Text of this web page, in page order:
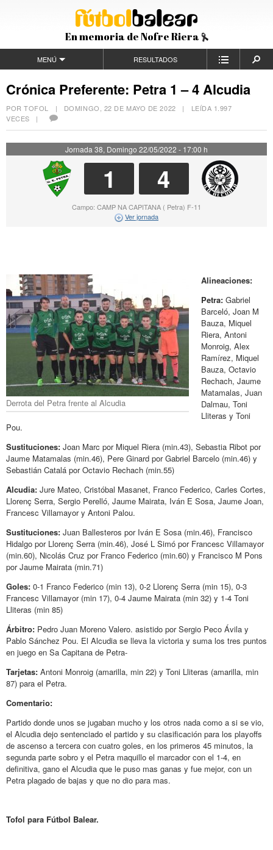
En memoria de Nofre Riera
MENÚ RESULTADOS
Crónica Preferente: Petra 1 – 4 Alcudia
POR TOFOL | DOMINGO, 22 DE MAYO DE 2022 | LEÍDA 1.997
VECES |
Jornada 38, Domingo 22/05/2022 - 17:00 h
1 4
Campo: CAMP NA CAPITANA ( Petra) F-11
Ver jornada
Derrota del Petra frente al Alcudia
Alineaciones:
Petra: Gabriel
Barceló, Joan M
Bauza, Miquel
Riera, Antoni
Monroig, Alex
Ramírez, Miquel
Bauza, Octavio
Rechach, Jaume
Matamalas, Juan
Dalmau, Toni
Lliteras y Toni
Pou.
Sustituciones: Joan Marc por Miquel Riera (min.43), Sebastia Ribot por
Jaume Matamalas (min.46), Pere Ginard por Gabriel Barcelo (min.46) y
Sebastián Catalá por Octavio Rechach (min.55)
Alcudia: Jure Mateo, Cristóbal Masanet, Franco Federico, Carles Cortes,
Llorenç Serra, Sergio Perelló, Jaume Mairata, Iván E Sosa, Jaume Joan,
Francesc Villamayor y Antoni Palou.
Sustituciones: Juan Ballesteros por Iván E Sosa (min.46), Francisco
Hidalgo por Llorenç Serra (min.46), José L Simó por Francesc Villamayor
(min.60), Nicolás Cruz por Franco Federico (min.60) y Francisco M Pons
por Jaume Mairata (min.71)
Goles: 0-1 Franco Federico (min 13), 0-2 Llorenç Serra (min 15), 0-3
Francesc Villamayor (min 17), 0-4 Jaume Mairata (min 32) y 1-4 Toni
Lliteras (min 85)
Árbitro: Pedro Juan Moreno Valero. asistido por Sergio Peco Ávila y
Pablo Sánchez Pou. El Alcudia se lleva la victoria y suma los tres puntos
en juego en Sa Capitana de Petra-
Tarjetas: Antoni Monroig (amarilla, min 22) y Toni Lliteras (amarilla, min
87) para el Petra.
Comentario:
Partido donde unos se jugaban mucho y los otros nada como a si se vio,
el Alcudia dejo sentenciado el partido y su clasificación para los playoffs
de ascenso a tercera con cuatro goles, en los primeros 45 minutos, la
segunda parte sobro y el Petra maquillo el marcador con el 1-4, en
definitiva, gano el Alcudia que le puso mas ganas y fue mejor, con un
Petra plagado de bajas y que no dio para mas.
Tofol para Fútbol Balear.